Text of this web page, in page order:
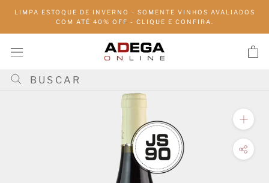
conteúdo
LIMPA ESTOQUE DE INVERNO - SOMENTE VINHOS AVALIADOS
COM ATÉ 40% OFF - CLIQUE E CONFIRA.